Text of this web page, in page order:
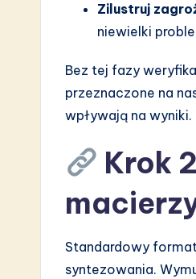
Zilustruj
niewielki
Bez tej fazy
przeznaczone na
wpływają na wyniki.
Krok
Standardowy
syntezowania.